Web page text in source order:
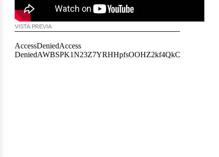
VISTA PREVIA